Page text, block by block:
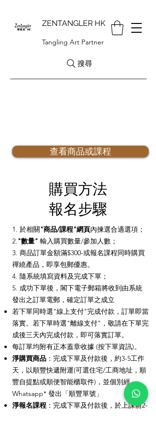
ZENTANGLER HK
Tangling Art Partner
搜尋
zentanglerhk@gmail.com
Whatsapp +852 6721 2409
報名/購買方法
查看商品或課程
​購買方法
報名步驟
1. 於相關"商品/課程"網頁內揀選合適選項；
2."數量" 輸入購買數量/參加人數；
3. 商品訂單金額滿$300-或報名課程同時購買
禪繞產品，即享包郵優惠。
4. 隨系統填寫資料及完成下單；
5. 成功下單後，閣下電子郵箱將收到由系統
發出之訂單電郵，確定訂單之成立
若下單同時選"線上支付"完成付款，訂單即當
落實。若下單時選"離線支付"，敬請在下單完
成後三天內完成付款，即可落實訂單。
每訂單均附有正本蓋章收據 (按下單資訊)。
淨購買商品 ：完成下單及付款後，約3-5工作
天，以順豐快遞附運(可選住宅/工商地址，順
豐自提點或順便智能櫃取件)，並個別經
Whatsapp* 發出「順豐單號」
淨報名課程 ：完成下單及付款後，於上課前2-